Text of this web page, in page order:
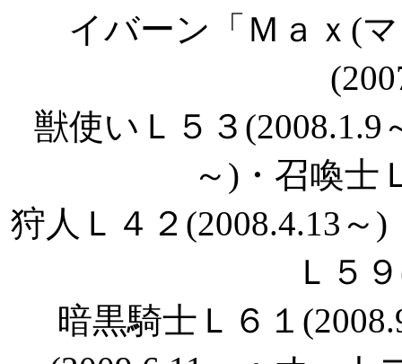
イバーン「Ｍａｘ(
獣使いＬ５３(2008.1.9
～)・召喚士
狩人Ｌ４２(2008.4.13～
Ｌ５
暗黒騎士Ｌ６１